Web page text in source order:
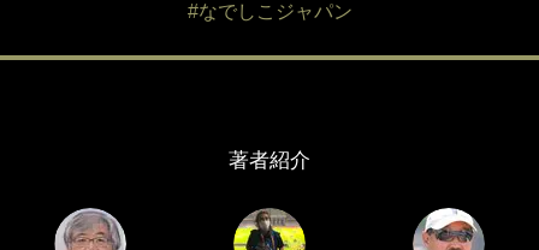
#なでしこジャパン
著者紹介